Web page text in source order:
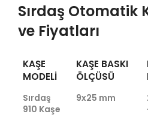
Sırdaş Otomatik
ve Fiyatları
KAŞE
MODELI
KAŞE BASKI
ÖLÇÜSÜ
Sırdaş
910 Kaşe
9x25 mm